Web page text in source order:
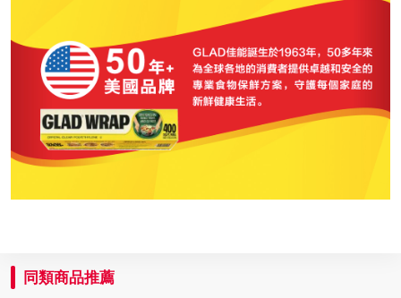
同類商品推薦